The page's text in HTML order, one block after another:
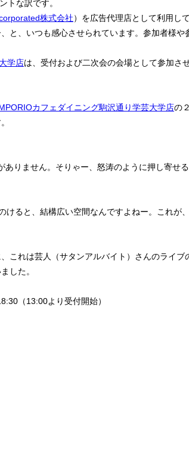
トな訳です。
株式会社）を広告代理店として利用し
と、いつも感心させられています。参加者様
学店は、受付および二次会の会場として参加さ
カフェダイニング駒沢通り学芸大学店の
りません。そりゃー、怒涛のように押し寄せ
ると、結構広い空間なんですよねー。これが、
これは芸人（サタンアルバイト）さんのライ
した。
（13:00より受付開始）